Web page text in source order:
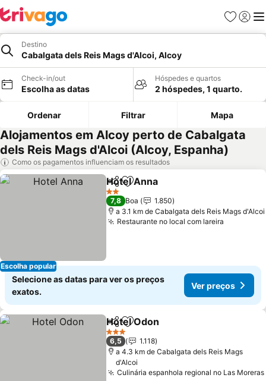
Favoritos
Iniciar
Destino
Cabalgata dels Reis Mags d'Alcoi, Alcoy
Check-in/out
Escolha as datas
Hóspedes e quartos
2 hóspedes, 1 quarto.
Ordenar Filtrar Mapa
Alojamentos em Alcoy perto de Cabalgata
dels Reis Mags d'Alcoi (Alcoy, Espanha)
Como os pagamentos influenciam os resultados
Escolha popular
PartilharAdicionar aos favoritos
Hotel Anna
2 Estrelas
7,8 Boa
1.850
a 3.1 km de Cabalgata dels Reis Mags d'Alcoi
Restaurante no local com lareira
Selecione as datas para ver os preços
exatos.
Ver preços
PartilharAdicionar aos favoritos
Hotel Odon
3 Estrelas
6,5
1.118
a 4.3 km de Cabalgata dels Reis Mags
d'Alcoi
Culinária espanhola regional no Las Moreras